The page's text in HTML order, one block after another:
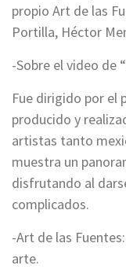
propio Art de las
Portilla, Héctor
-Sobre el video de
Fue dirigido por el
producido y
artistas tanto
muestra un
disfrutando al
complicados.
-Art de las
arte.